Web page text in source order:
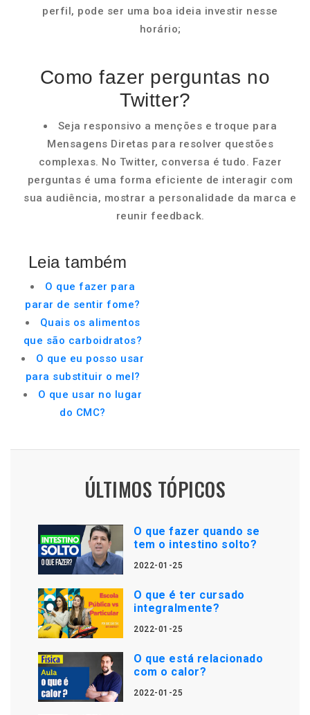
perfil, pode ser uma boa ideia investir nesse
horário;
Como fazer perguntas no
Twitter?
Seja responsivo a menções e troque para
Mensagens Diretas para resolver questões
complexas. No Twitter, conversa é tudo. Fazer
perguntas é uma forma eficiente de interagir com
sua audiência, mostrar a personalidade da marca e
reunir feedback.
Leia também
O que fazer para
parar de sentir fome?
Quais os alimentos
que são carboidratos?
O que eu posso usar
para substituir o mel?
O que usar no lugar
do CMC?
ÚLTIMOS TÓPICOS
O que fazer quando se
tem o intestino solto?
2022-01-25
O que é ter cursado
integralmente?
2022-01-25
O que está relacionado
com o calor?
2022-01-25